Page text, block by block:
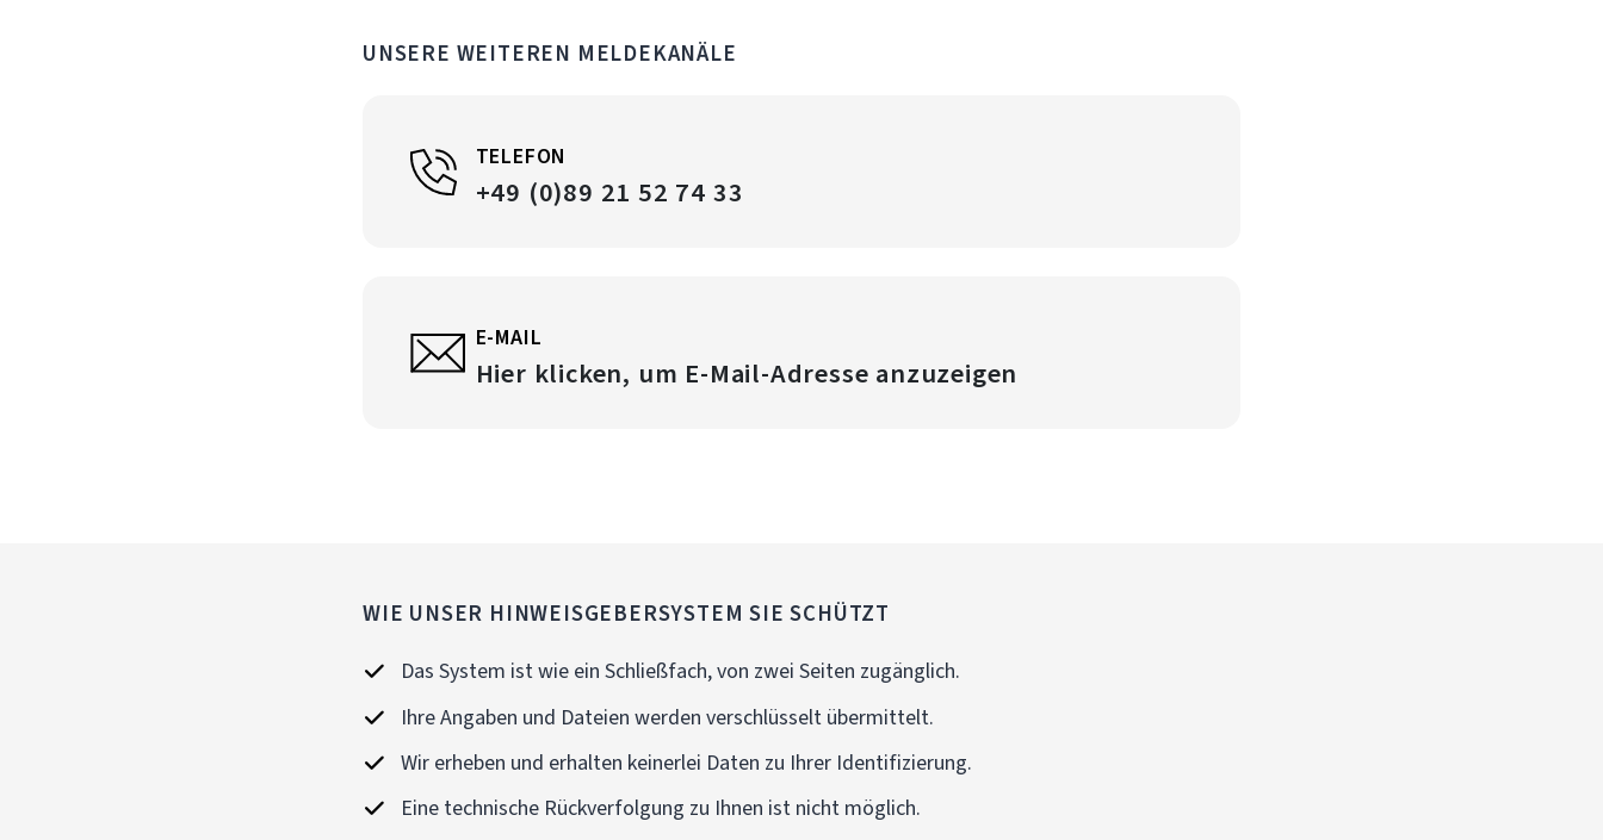
UNSERE WEITEREN MELDEKANÄLE
TELEFON
+49 (0)89 21 52 74 33
E-MAIL
Hier klicken, um E-Mail-Adresse anzuzeigen
WIE UNSER HINWEISGEBERSYSTEM SIE SCHÜTZT
Das System ist wie ein Schließfach, von zwei Seiten zugänglich.
Ihre Angaben und Dateien werden verschlüsselt übermittelt.
Wir erheben und erhalten keinerlei Daten zu Ihrer Identifizierung.
Eine technische Rückverfolgung zu Ihnen ist nicht möglich.